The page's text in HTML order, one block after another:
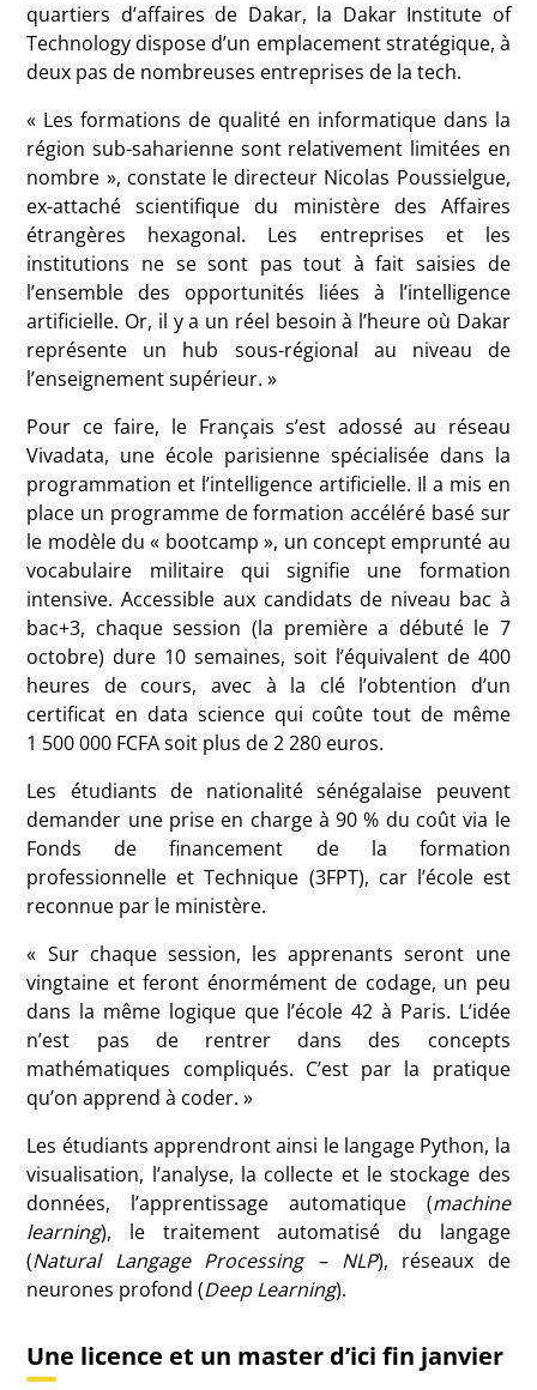
quartiers d’affaires de Dakar, la Dakar Institute of
Technology dispose d’un emplacement stratégique, à
deux pas de nombreuses entreprises de la tech.
« Les formations de qualité en informatique dans la
région sub-saharienne sont relativement limitées en
nombre », constate le directeur Nicolas Poussielgue,
ex-attaché scientifique du ministère des Affaires
étrangères hexagonal. Les entreprises et les
institutions ne se sont pas tout à fait saisies de
l’ensemble des opportunités liées à l’intelligence
artificielle. Or, il y a un réel besoin à l’heure où Dakar
représente un hub sous-régional au niveau de
l’enseignement supérieur. »
Pour ce faire, le Français s’est adossé au réseau
Vivadata, une école parisienne spécialisée dans la
programmation et l’intelligence artificielle. Il a mis en
place un programme de formation accéléré basé sur
le modèle du « bootcamp », un concept emprunté au
vocabulaire militaire qui signifie une formation
intensive. Accessible aux candidats de niveau bac à
bac+3, chaque session (la première a débuté le 7
octobre) dure 10 semaines, soit l’équivalent de 400
heures de cours, avec à la clé l’obtention d’un
certificat en data science qui coûte tout de même
1 500 000 FCFA soit plus de 2 280 euros.
Les étudiants de nationalité sénégalaise peuvent
demander une prise en charge à 90 % du coût via le
Fonds de financement de la formation
professionnelle et Technique (3FPT), car l’école est
reconnue par le ministère.
« Sur chaque session, les apprenants seront une
vingtaine et feront énormément de codage, un peu
dans la même logique que l’école 42 à Paris. L’idée
n’est pas de rentrer dans des concepts
mathématiques compliqués. C’est par la pratique
qu’on apprend à coder. »
Les étudiants apprendront ainsi le langage Python, la
visualisation, l’analyse, la collecte et le stockage des
données, l’apprentissage automatique (machine
learning), le traitement automatisé du langage
(Natural Langage Processing – NLP), réseaux de
neurones profond (Deep Learning).
Une licence et un master d’ici fin janvier